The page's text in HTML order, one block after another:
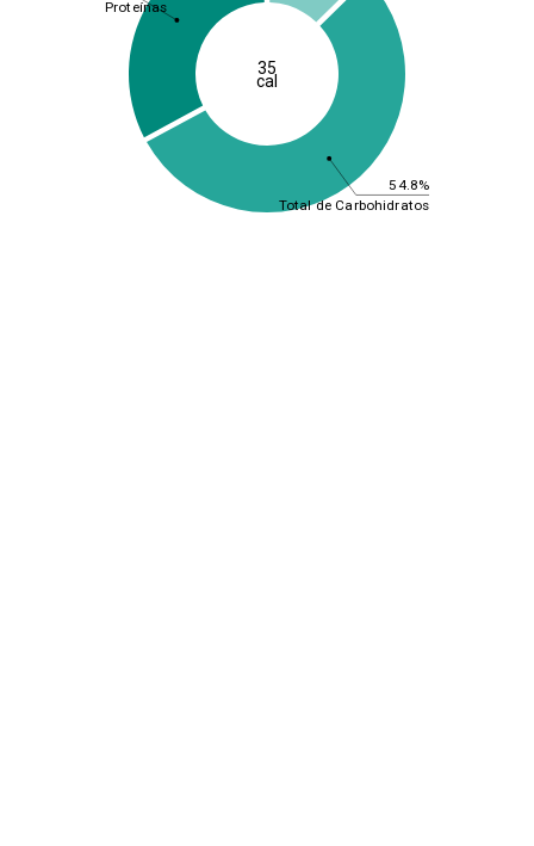
54.8%
Total de Carbohidratos
Proteínas
35
cal